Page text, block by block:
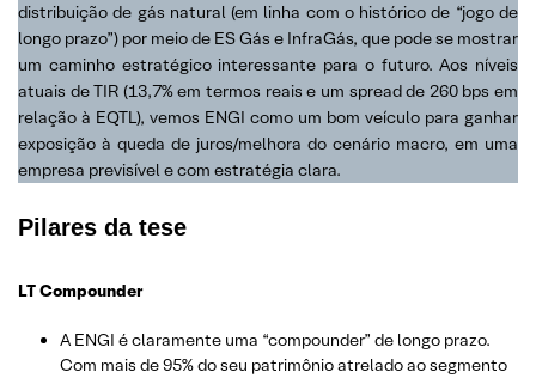
distribuição de gás natural (em linha com o histórico de “jogo de
longo prazo”) por meio de ES Gás e InfraGás, que pode se mostrar
um caminho estratégico interessante para o futuro. Aos níveis
atuais de TIR (13,7% em termos reais e um spread de 260 bps em
relação à EQTL), vemos ENGI como um bom veículo para ganhar
exposição à queda de juros/melhora do cenário macro, em uma
empresa previsível e com estratégia clara.
Pilares da tese
LT Compounder
A ENGI é claramente uma “compounder” de longo prazo.
Com mais de 95% do seu patrimônio atrelado ao segmento